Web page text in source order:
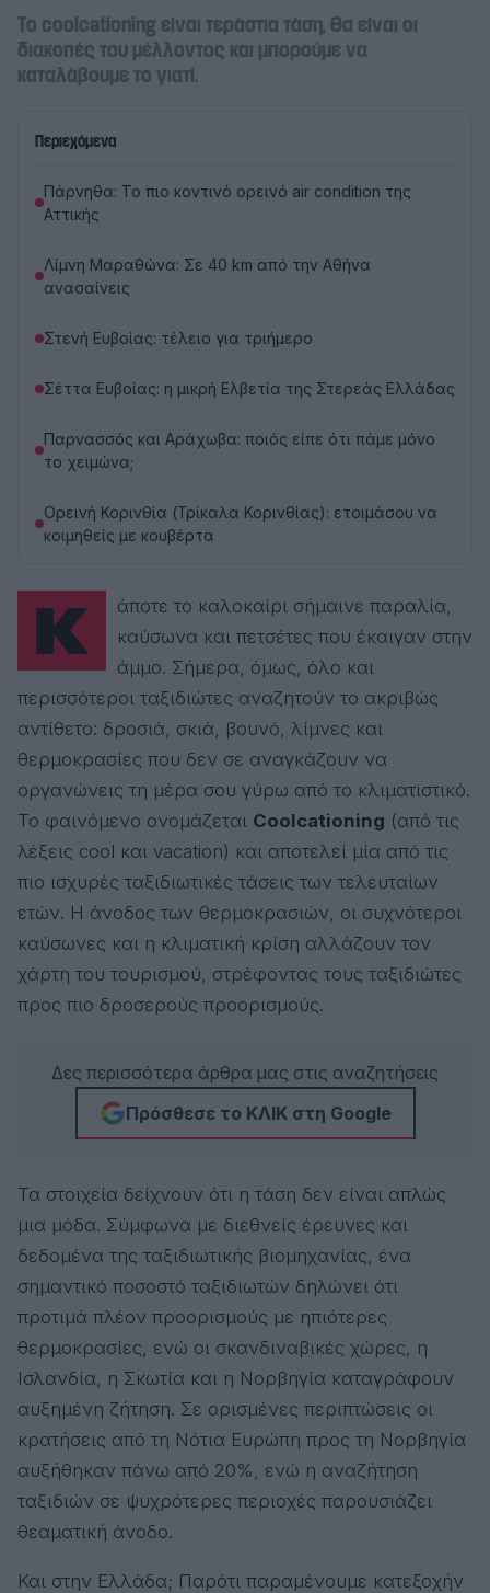
Το coolcationing είναι τεράστια τάση, θα είναι οι
διακοπές του μέλλοντος και μπορούμε να
καταλάβουμε το γιατί.
Περιεχόμενα
Πάρνηθα: Το πιο κοντινό ορεινό air condition της
Αττικής
Λίμνη Μαραθώνα: Σε 40 km από την Αθήνα
ανασαίνεις
Στενή Ευβοίας: τέλειο για τριήμερο
Σέττα Ευβοίας: η μικρή Ελβετία της Στερεάς Ελλάδας
Παρνασσός και Αράχωβα: ποιός είπε ότι πάμε μόνο
το χειμώνα;
Ορεινή Κορινθία (Τρίκαλα Κορινθίας): ετοιμάσου να
κοιμηθείς με κουβέρτα
Κάποτε το καλοκαίρι σήμαινε παραλία,
καύσωνα και πετσέτες που έκαιγαν στην
άμμο. Σήμερα, όμως, όλο και
περισσότεροι ταξιδιώτες αναζητούν το ακριβώς
αντίθετο: δροσιά, σκιά, βουνό, λίμνες και
θερμοκρασίες που δεν σε αναγκάζουν να
οργανώνεις τη μέρα σου γύρω από το κλιματιστικό.
Το φαινόμενο ονομάζεται Coolcationing (από τις
λέξεις cool και vacation) και αποτελεί μία από τις
πιο ισχυρές ταξιδιωτικές τάσεις των τελευταίων
ετών. Η άνοδος των θερμοκρασιών, οι συχνότεροι
καύσωνες και η κλιματική κρίση αλλάζουν τον
χάρτη του τουρισμού, στρέφοντας τους ταξιδιώτες
προς πιο δροσερούς προορισμούς.
Δες περισσότερα άρθρα μας στις αναζητήσεις
Πρόσθεσε το ΚΛΙΚ στη Google
Τα στοιχεία δείχνουν ότι η τάση δεν είναι απλώς
μια μόδα. Σύμφωνα με διεθνείς έρευνες και
δεδομένα της ταξιδιωτικής βιομηχανίας, ένα
σημαντικό ποσοστό ταξιδιωτών δηλώνει ότι
προτιμά πλέον προορισμούς με ηπιότερες
θερμοκρασίες, ενώ οι σκανδιναβικές χώρες, η
Ισλανδία, η Σκωτία και η Νορβηγία καταγράφουν
αυξημένη ζήτηση. Σε ορισμένες περιπτώσεις οι
κρατήσεις από τη Νότια Ευρώπη προς τη Νορβηγία
αυξήθηκαν πάνω από 20%, ενώ η αναζήτηση
ταξιδιών σε ψυχρότερες περιοχές παρουσιάζει
θεαματική άνοδο.
Και στην Ελλάδα; Παρότι παραμένουμε κατεξοχήν